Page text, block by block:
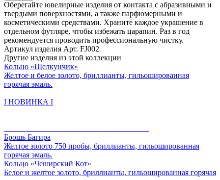
Оберегайте ювелирные изделия от контакта с абразивными и
твердыми поверхностями, а также парфюмерными и
косметическими средствами. Храните каждое украшение в
отдельном футляре, чтобы избежать царапин. Раз в год
рекомендуется проводить профессиональную чистку.
Артикул изделия Арт. FJ002
Другие изделия из этой коллекции
Кольцо «Щелкунчик»
Желтое и белое золото, бриллианты, гильошированная
горячая эмаль.
I НОВИНКА I
Брошь Багира
Желтое золото 750 пробы, бриллианты, гильошированная
горячая эмаль.
Кольцо «Чеширский Кот»
Белое и желтое золото, бриллианты, гильошированная горячая